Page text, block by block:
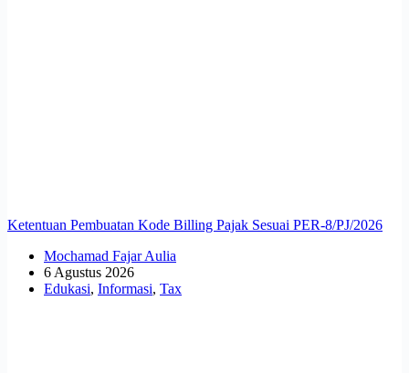
Ketentuan Pembuatan Kode Billing Pajak Sesuai PER-8/PJ/2026
Mochamad Fajar Aulia
6 Agustus 2026
Edukasi, Informasi, Tax